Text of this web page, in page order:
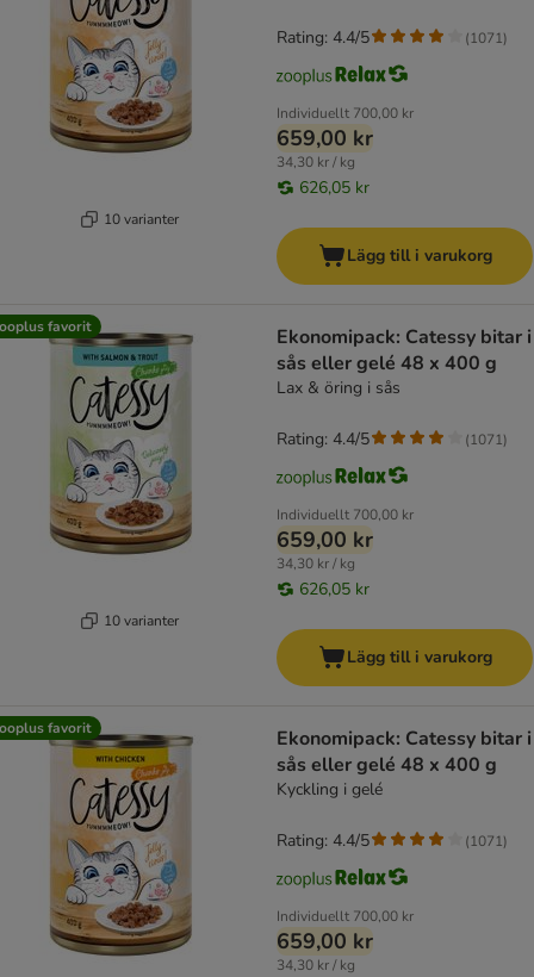
10 varianter
Individuellt 700,00 kr
659,00 kr
34,30 kr / kg
626,05 kr
Rating: 4.4/5 (1071)
Lägg till i varukorg
favorit
10 varianter
Ekonomipack: Catessy bitar i
sås eller gelé 48 x 400 g
Lax & öring i sås
Individuellt 700,00 kr
659,00 kr
34,30 kr / kg
626,05 kr
Rating: 4.4/5 (1071)
Lägg till i varukorg
favorit
Ekonomipack: Catessy bitar i
sås eller gelé 48 x 400 g
Kyckling i gelé
Individuellt 700,00 kr
659,00 kr
34,30 kr / kg
Rating: 4.4/5 (1071)